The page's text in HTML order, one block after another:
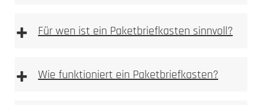
Materialoberfläche gezielt verändert
+ Für wen ist ein Paketbriefkasten sinnvoll?
+ Wie funktioniert ein Paketbriefkasten?